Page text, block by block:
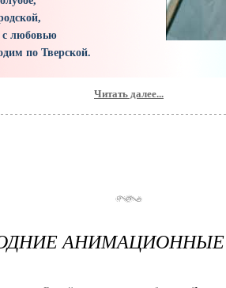
с любовью
по Тверской.
Читать далее...
АНИМАЦИОННЫЕ